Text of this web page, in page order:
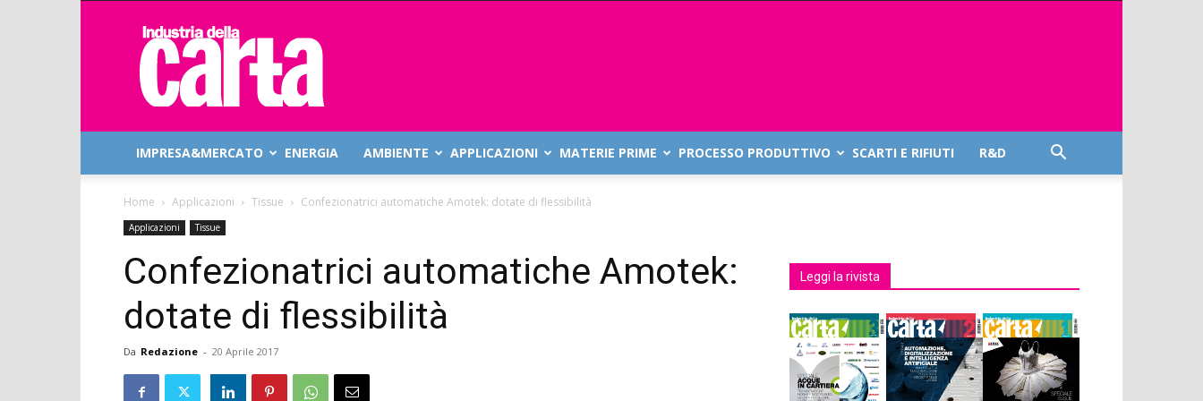
Industria
della
Carta
IMPRESA&MERCATO ENERGIA AMBIENTE APPLICAZIONI MATERIE PRIME PROCESSO PRODUTTIVO SCARTI E RIFIUTI R&D
Home Applicazioni Tissue Confezionatrici automatiche Amotek: dotate di flessibilità
Applicazioni Tissue
Confezionatrici automatiche Amotek:
dotate di flessibilità
Da Redazione - 20 Aprile 2017
Leggi la rivista